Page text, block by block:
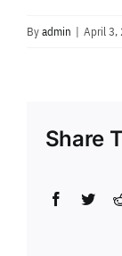
Byadmin | April 3,
Share
Facebook